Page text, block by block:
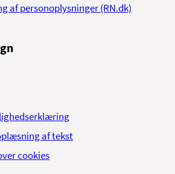
af personoplysninger (RN.dk)
af tekst
cookies